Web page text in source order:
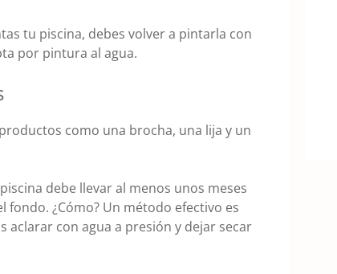
tu piscina, debes volver a pintarla con
por pintura al agua.
como una brocha, una lija y un
debe llevar al menos unos meses
fondo. ¿Cómo? Un método efectivo es
aclarar con agua a presión y dejar secar